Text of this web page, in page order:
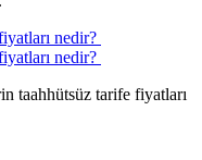
nedir?
nedir?
taahhütsüz tarife fiyatları